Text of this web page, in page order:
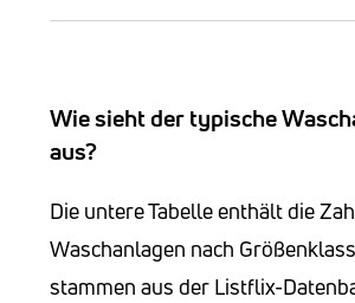
Wie sieht der typische
aus?
Die untere Tabelle enthält die
Waschanlagen nach
stammen aus der Listflix-